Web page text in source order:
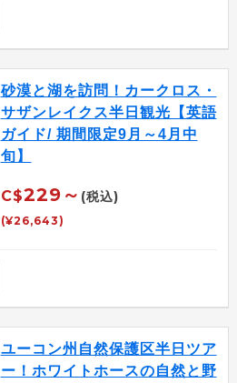
砂漠と湖を訪問！カークロス・
サザンレイクス半日観光【英語
ガイド/ 期間限定9月～4月中
旬】
C$229～ (税込)
(¥26,643)
ユーコン州自然保護区半日ツア
ー！ホワイトホースの自然と野